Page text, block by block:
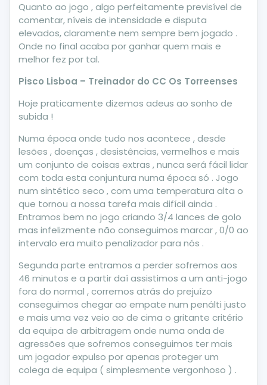
Quanto ao jogo , algo perfeitamente previsível de
comentar, níveis de intensidade e disputa
elevados, claramente nem sempre bem jogado .
Onde no final acaba por ganhar quem mais e
melhor fez por tal.
Pisco Lisboa – Treinador do CC Os Torreenses
Hoje praticamente dizemos adeus ao sonho de
subida !
Numa época onde tudo nos acontece , desde
lesões , doenças , desistências, vermelhos e mais
um conjunto de coisas extras , nunca será fácil lidar
com toda esta conjuntura numa época só . Jogo
num sintético seco , com uma temperatura alta o
que tornou a nossa tarefa mais difícil ainda .
Entramos bem no jogo criando 3/4 lances de golo
mas infelizmente não conseguimos marcar , 0/0 ao
intervalo era muito penalizador para nós .
Segunda parte entramos a perder sofremos aos
46 minutos e a partir daí assistimos a um anti-jogo
fora do normal , corremos atrás do prejuízo
conseguimos chegar ao empate num penálti justo
e mais uma vez veio ao de cima o gritante critério
da equipa de arbitragem onde numa onda de
agressões que sofremos conseguimos ter mais
um jogador expulso por apenas proteger um
colega de equipa ( simplesmente vergonhoso ) .